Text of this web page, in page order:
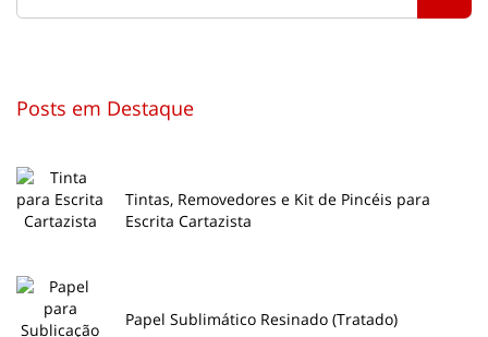
Posts em Destaque
Tintas, Removedores e Kit de Pincéis para
Escrita Cartazista
Papel Sublimático Resinado (Tratado)